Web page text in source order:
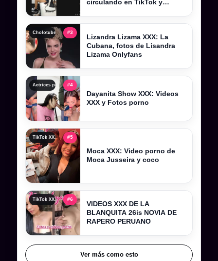
circulando en TikTok y
#3
Cholotube 2026, cholotube peru y contenido actualizado
Lizandra Lizama XXX: La
Cubana, fotos de Lisandra
Lizama Onlyfans
#4
Actrices porno y actrices xxx: perfiles, categorías y tendencias
Dayanita Show XXX: Videos
XXX y Fotos porno
#5
TikTok XXX , tiktokers xxx y videos filtrados completos
Moca XXX: Video porno de
Moca Jusseira y coco
#6
TikTok XXX , tiktokers xxx y videos filtrados completos
VIDEOS XXX DE LA
BLANQUITA 26is NOVIA DE
RAPERO PERUANO
Ver más como esto